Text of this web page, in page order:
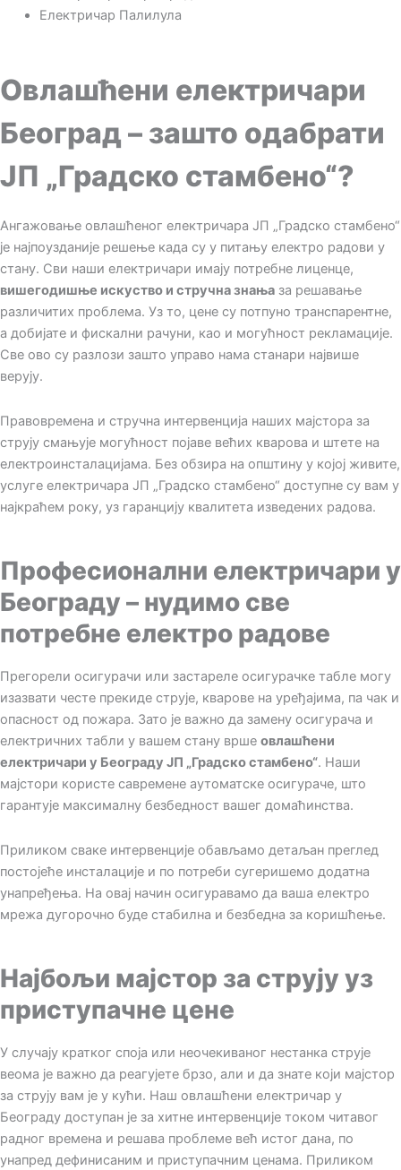
Електричар Палилула
Овлашћени електричари
Београд – зашто одабрати
ЈП „Градско стамбено“?
Ангажовање овлашћеног електричара ЈП „Градско стамбено“
је најпоузданије решење када су у питању електро радови у
стану. Сви наши електричари имају потребне лиценце,
вишегодишње искуство и стручна знања за решавање
различитих проблема. Уз то, цене су потпуно транспарентне,
а добијате и фискални рачуни, као и могућност рекламације.
Све ово су разлози зашто управо нама станари највише
верују.
Правовремена и стручна интервенција наших мајстора за
струју смањује могућност појаве већих кварова и штете на
електроинсталацијама. Без обзира на општину у којој живите,
услуге електричара ЈП „Градско стамбено“ доступне су вам у
најкраћем року, уз гаранцију квалитета изведених радова.
Професионални електричари у
Београду – нудимо све
потребне електро радове
Прегорели осигурачи или застареле осигурачке табле могу
изазвати честе прекиде струје, кварове на уређајима, па чак и
опасност од пожара. Зато је важно да замену осигурача и
електричних табли у вашем стану врше овлашћени
електричари у Београду ЈП „Градско стамбено“. Наши
мајстори користе савремене аутоматске осигураче, што
гарантује максималну безбедност вашег домаћинства.
Приликом сваке интервенције обављамо детаљан преглед
постојеће инсталације и по потреби сугеришемо додатна
унапређења. На овај начин осигуравамо да ваша електро
мрежа дугорочно буде стабилна и безбедна за коришћење.
Најбољи мајстор за струју уз
приступачне цене
У случају кратког споја или неочекиваног нестанка струје
веома је важно да реагујете брзо, али и да знате који мајстор
за струју вам је у кући. Наш овлашћени електричар у
Београду доступан је за хитне интервенције током читавог
радног времена и решава проблеме већ истог дана, по
унапред дефинисаним и приступачним ценама. Приликом